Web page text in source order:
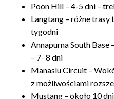
Poon Hill – 4-5 dni –
Langtang – różne trasy
tygodni
Annapurna South Base
– 7- 8 dni
Manaslu Circuit –
z możliwościami
Mustang – około 10 dni